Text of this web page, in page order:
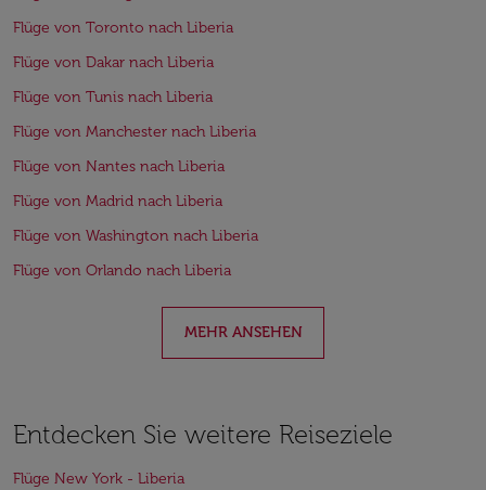
Flüge von Toronto nach Liberia
Flüge von Dakar nach Liberia
Flüge von Tunis nach Liberia
Flüge von Manchester nach Liberia
Flüge von Nantes nach Liberia
Flüge von Madrid nach Liberia
Flüge von Washington nach Liberia
Flüge von Orlando nach Liberia
MEHR ANSEHEN
Entdecken Sie weitere Reiseziele
Flüge New York - Liberia